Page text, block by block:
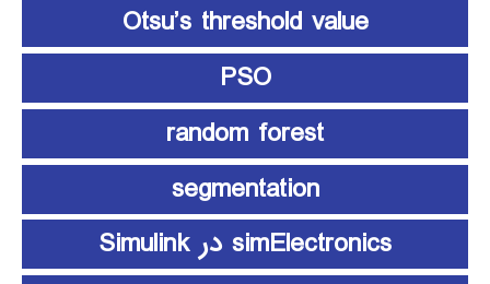
Otsu’s threshold value
PSO
random forest
segmentation
simElectronics در Simulink